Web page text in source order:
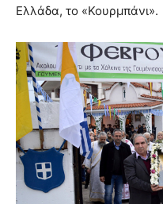
Ελλάδα, το «Κουρμπάνι».